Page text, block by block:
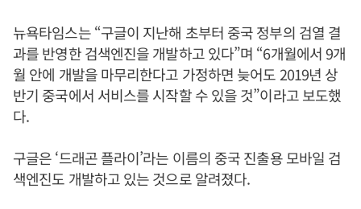
뉴욕타임스는 “구글이 지난해 초부터 중국 정부의 검열 결
과를 반영한 검색엔진을 개발하고 있다”며 “6개월에서 9개
월 안에 개발을 마무리한다고 가정하면 늦어도 2019년 상
반기 중국에서 서비스를 시작할 수 있을 것”이라고 보도했
다.
구글은 ‘드래곤 플라이’라는 이름의 중국 진출용 모바일 검
색엔진도 개발하고 있는 것으로 알려졌다.